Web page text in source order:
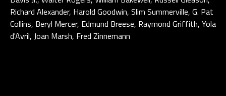
Richard Alexander, Harold Goodwin, Slim Summerville, G. Pat
Collins, Beryl Mercer, Edmund Breese, Raymond Griffith, Yola
d'Avril, Joan Marsh, Fred Zinnemann